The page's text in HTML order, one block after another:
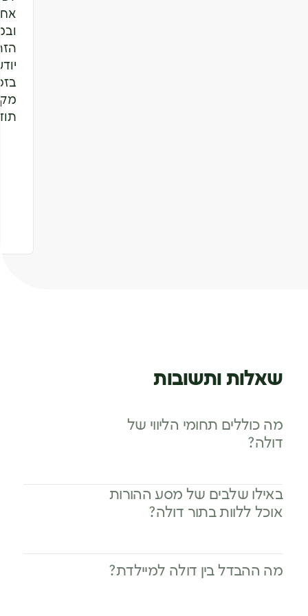
שאלות ותשובות
מה כוללים תחומי הליווי של
דולה?
באילו שלבים של מסע ההורות
אוכל ללוות בתור דולה?
מה ההבדל בין דולה למיילדת?